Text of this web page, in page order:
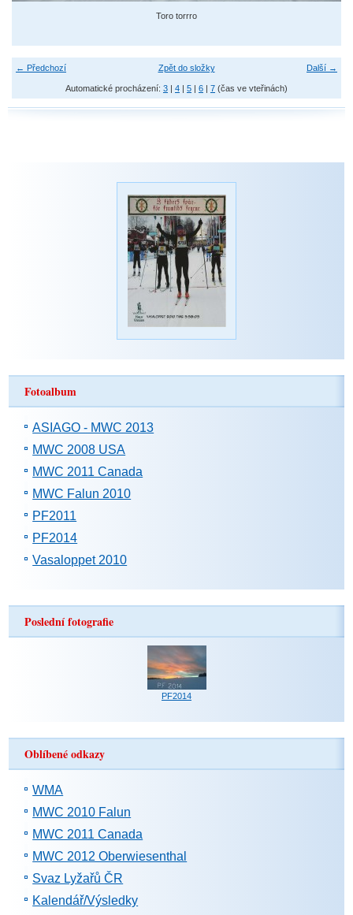
Toro torrro
← Předchozí Další →
Zpět do složky
Automatické procházení: 3 | 4 | 5 | 6 | 7 (čas ve vteřinách)
Fotoalbum
ASIAGO - MWC 2013
MWC 2008 USA
MWC 2011 Canada
MWC Falun 2010
PF2011
PF2014
Vasaloppet 2010
Poslední fotografie
PF2014
Oblíbené odkazy
WMA
MWC 2010 Falun
MWC 2011 Canada
MWC 2012 Oberwiesenthal
Svaz Lyžařů ČR
Kalendář/Výsledky